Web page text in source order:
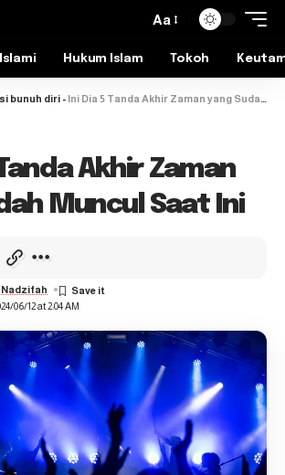
Aa
Hukum Islam Tokoh
bunuh diri - Ini Dia 5 Tanda Akhir Zaman yang Sudah Muncul Saat Ini
Akhir Zaman
Muncul Saat Ini
06/12 at 2:04 AM